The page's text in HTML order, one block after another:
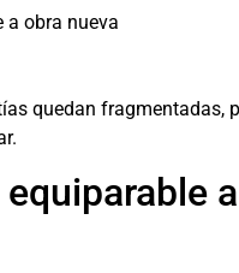
a obra nueva
quedan fragmentadas,